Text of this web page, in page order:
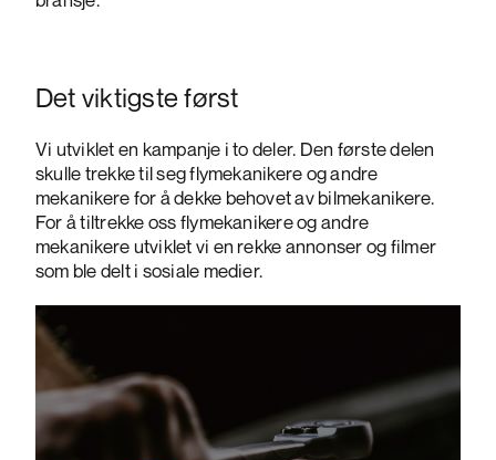
Det viktigste først
Vi utviklet en kampanje i to deler. Den første delen
skulle trekke til seg flymekanikere og andre
mekanikere for å dekke behovet av bilmekanikere.
For å tiltrekke oss flymekanikere og andre
mekanikere utviklet vi en rekke annonser og filmer
som ble delt i sosiale medier.